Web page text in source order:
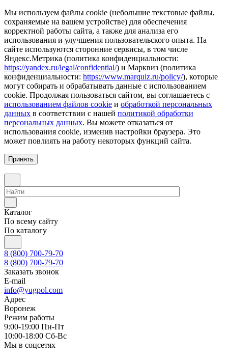
Мы используем файлы cookie (небольшие текстовые файлы,
сохраняемые на вашем устройстве) для обеспечения
корректной работы сайта, а также для анализа его
использования и улучшения пользовательского опыта. На
сайте используются сторонние сервисы, в том числе
Яндекс.Метрика (политика конфиденциальности:
https://yandex.ru/legal/confidential/) и Марквиз (политика
конфиденциальности: https://www.marquiz.ru/policy/), которые
могут собирать и обрабатывать данные с использованием
cookie. Продолжая пользоваться сайтом, вы соглашаетесь с
использованием файлов cookie и обработкой персональных
данных в соответствии с нашей политикой обработки
персональных данных. Вы можете отказаться от
использования cookie, изменив настройки браузера. Это
может повлиять на работу некоторых функций сайта.
Принять
Каталог
По всему сайту
По каталогу
8 (800) 700-79-70
8 (800) 700-79-70
Заказать звонок
E-mail
info@yugpol.com
Адрес
Воронеж
Режим работы
9:00-19:00 Пн-Пт
10:00-18:00 Cб-Вс
Мы в соцсетях